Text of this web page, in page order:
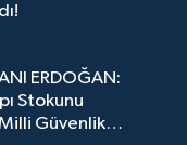
ERDOĞAN:
Stokunu
Güvenlik